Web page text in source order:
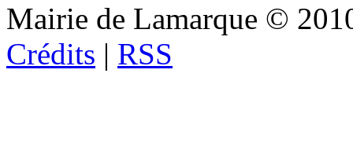
Mairie de Lamarque ©
Crédits | RSS